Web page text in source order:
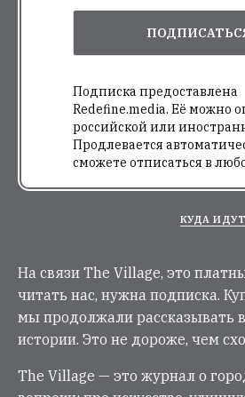
Подписка предоставлена
Redefine.media. Её можно
российской или
Продлевается
сможете отписаться в
КУДА
На связи The Village, это
читать нас, нужна подписка.
мы продолжали рассказывать
истории. Это не дороже, чем
The Village — это журнал о